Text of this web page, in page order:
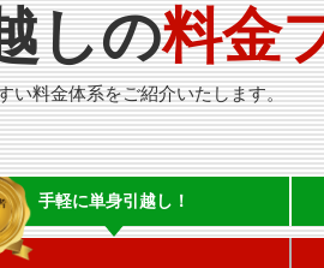
しの料金
い料金体系をご紹介いたします。
手軽に単身引越し！